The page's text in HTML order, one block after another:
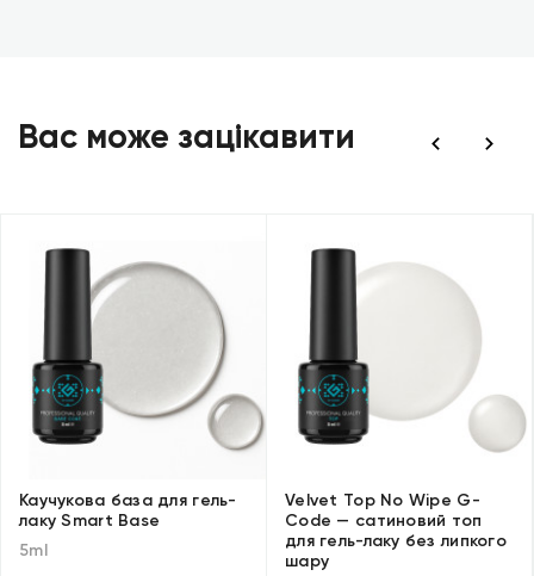
Вас може зацікавити
Каучукова база для гель-
лаку Smart Base
5ml
Velvet Top No Wipe G-
Code — сатиновий топ
для гель-лаку без липкого
шару